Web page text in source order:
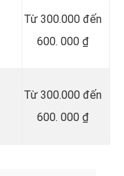
Từ 300.000 đến
600. 000 ₫
Từ 300.000 đến
600. 000 ₫